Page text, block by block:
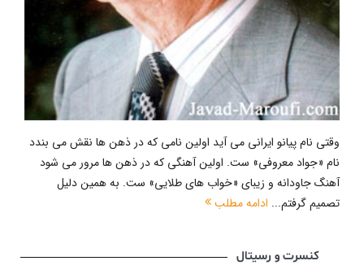
وقتی نام پیانو ایرانی می آید اولین نامی که در ذهن ها نقش می بندد
نام «جواد معروفی» ست. اولین آهنگی که در ذهن ها مرور می شود
آهنگ جاودانه و زیبای «خواب های طلایی» ست. به همین دلیل
تصمیم گرفتم... ادامه مطلب
کنسرت و رسیتال